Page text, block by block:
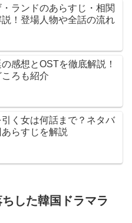
ランドのあらすじ・相関
説！登場人物や全話の流れ
感想とOSTを徹底解説！
ろも紹介
く女は何話まで？ネタバ
あらすじを解説
した韓国ドラマラ